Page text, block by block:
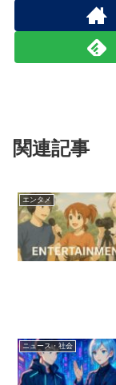
関連記事
エンタメ
ニュース・社会